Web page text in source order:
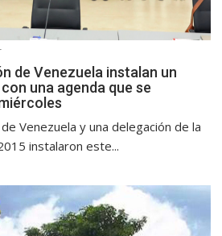
de Venezuela instalan un
una agenda que se
de Venezuela y una delegación de la
instalaron este...